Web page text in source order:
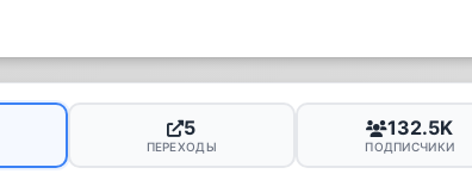
5
ПЕРЕХОДЫ
132.5K
ПОДПИСЧИКИ